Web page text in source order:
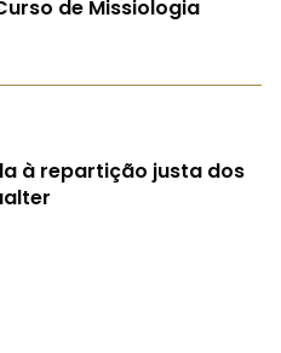
de Missiologia
à repartição justa dos